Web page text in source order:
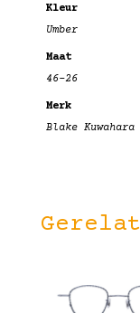
Kleur
Umber
Maat
46-26
Merk
Blake Kuwahara